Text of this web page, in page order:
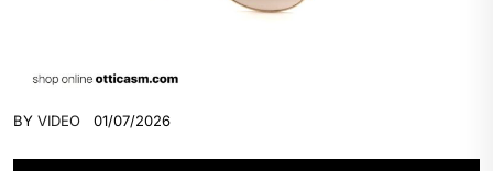
BY VIDEO 01/07/2026